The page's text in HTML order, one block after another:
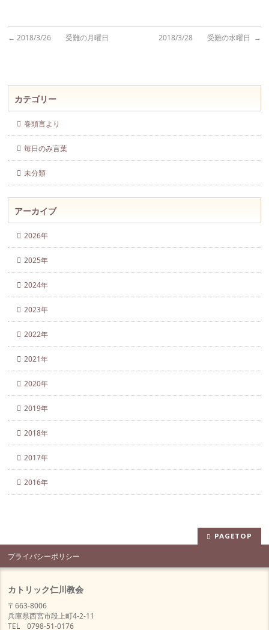
← 2018/3/26 受難の月曜日 2018/3/28 受難の水曜日 →
カテゴリー
巻頭言より
毎日のみ言葉
未分類
アーカイブ
2026年
2025年
2024年
2023年
2022年
2021年
2020年
2019年
2018年
2017年
2016年
PAGETOP
プライバシーポリシー
カトリック仁川教会
〒663-8006
兵庫県西宮市段上町4-2-11
TEL 0798-51-0176